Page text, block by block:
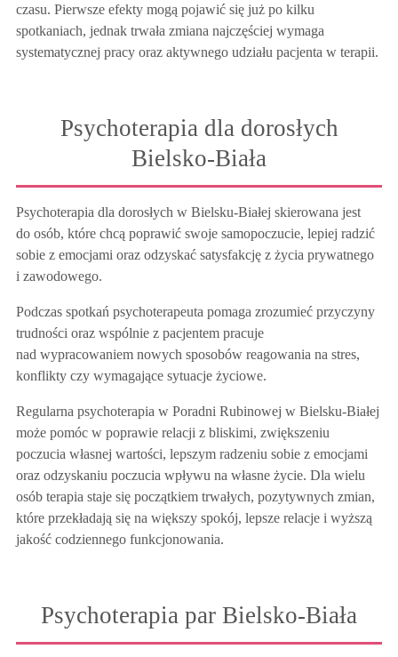
czasu. Pierwsze efekty mogą pojawić się już po kilku
spotkaniach, jednak trwała zmiana najczęściej wymaga
systematycznej pracy oraz aktywnego udziału pacjenta w terapii.
Psychoterapia dla dorosłych
Bielsko-Biała
Psychoterapia dla dorosłych w Bielsku-Białej skierowana jest
do osób, które chcą poprawić swoje samopoczucie, lepiej radzić
sobie z emocjami oraz odzyskać satysfakcję z życia prywatnego
i zawodowego.
Podczas spotkań psychoterapeuta pomaga zrozumieć przyczyny
trudności oraz wspólnie z pacjentem pracuje
nad wypracowaniem nowych sposobów reagowania na stres,
konflikty czy wymagające sytuacje życiowe.
Regularna psychoterapia w Poradni Rubinowej w Bielsku-Białej
może pomóc w poprawie relacji z bliskimi, zwiększeniu
poczucia własnej wartości, lepszym radzeniu sobie z emocjami
oraz odzyskaniu poczucia wpływu na własne życie. Dla wielu
osób terapia staje się początkiem trwałych, pozytywnych zmian,
które przekładają się na większy spokój, lepsze relacje i wyższą
jakość codziennego funkcjonowania.
Psychoterapia par Bielsko-Biała